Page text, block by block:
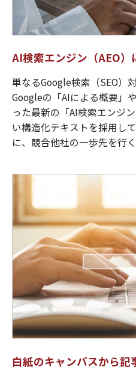
AI検索エンジン（AEO）
単なるGoogle検索（SEO）
Googleの「AIによる概要」
った最新の「AI検索エンジ
い構造化テキストを採用し
に、競合他社の一歩先を行
白紙のキャンパスから記